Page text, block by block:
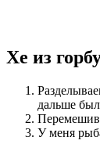
Хе из
дальше
У меня